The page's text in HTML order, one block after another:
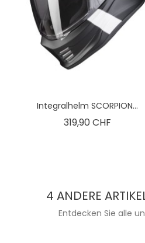
Integralhelm SCORPION...
319,90 CHFPreis
4 ANDERE
Entdecken Sie alle